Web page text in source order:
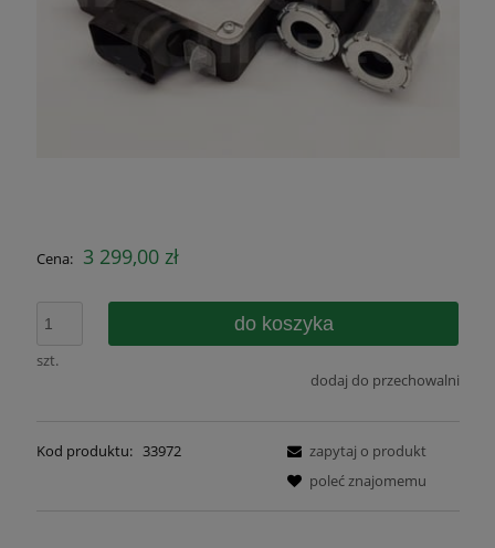
Cena: 3 299,00 zł
szt.
do koszyka
dodaj do przechowalni
Kod produktu: 33972
zapytaj o produkt
poleć znajomemu